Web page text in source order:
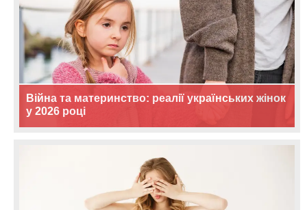
Війна та материнство: реалії українських жінок
у 2026 році